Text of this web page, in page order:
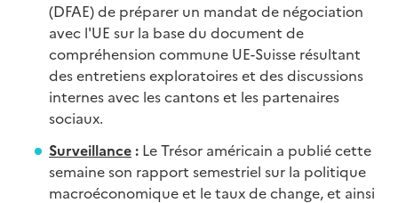
(DFAE) de préparer un mandat de négociation
avec l'UE sur la base du document de
compréhension commune UE-Suisse résultant
des entretiens exploratoires et des discussions
internes avec les cantons et les partenaires
sociaux.
Surveillance: Le Trésor américain a publié cette
semaine son rapport semestriel sur la politique
macroéconomique et le taux de change, et ainsi